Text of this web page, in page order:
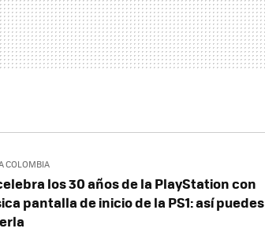
COLOMBIA
los 30 años de la PlayStation con
pantalla de inicio de la PS1: así puedes